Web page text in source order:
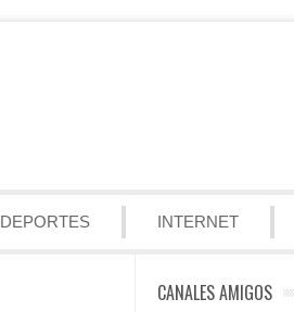
DEPORTES INTERNET
CANALES AMIGOS